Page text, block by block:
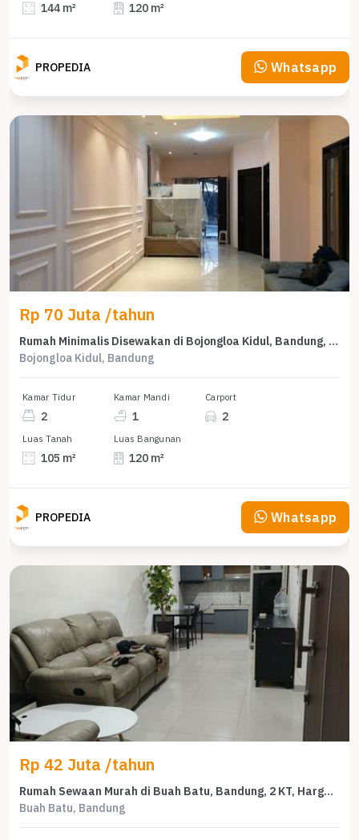
144 m² 120 m²
PROPEDIA Whatsapp
Rp 70 Juta /tahun
Rumah Minimalis Disewakan di Bojongloa Kidul, Bandung, Harga Ekonomis
Bojongloa Kidul, Bandung
Kamar Tidur
2
Kamar Mandi
1
Carport
2
Luas Tanah
105 m²
Luas Bangunan
120 m²
PROPEDIA Whatsapp
Rp 42 Juta /tahun
Rumah Sewaan Murah di Buah Batu, Bandung, 2 KT, Harga 42 Juta /tahun
Buah Batu, Bandung